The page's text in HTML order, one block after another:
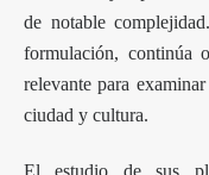
de notable
formulación, continúa
relevante para
ciudad y cultura.
El estudio de sus